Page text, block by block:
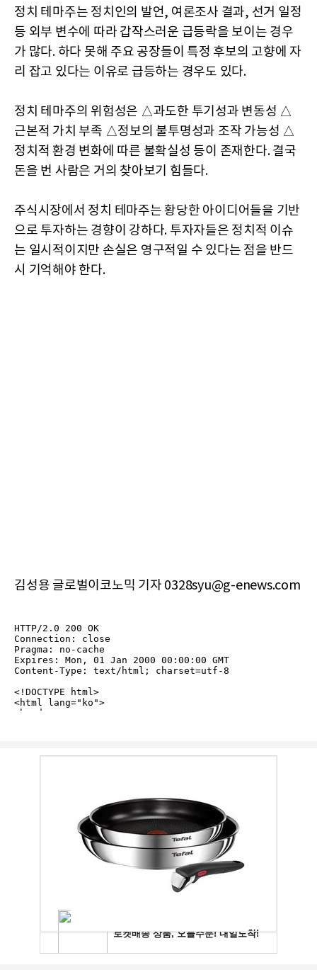
정치 테마주는 정치인의 발언, 여론조사 결과, 선거 일정
등 외부 변수에 따라 갑작스러운 급등락을 보이는 경우
가 많다. 하다 못해 주요 공장들이 특정 후보의 고향에 자
리 잡고 있다는 이유로 급등하는 경우도 있다.
정치 테마주의 위험성은 △과도한 투기성과 변동성 △
근본적 가치 부족 △정보의 불투명성과 조작 가능성 △
정치적 환경 변화에 따른 불확실성 등이 존재한다. 결국
돈을 번 사람은 거의 찾아보기 힘들다.
주식시장에서 정치 테마주는 황당한 아이디어들을 기반
으로 투자하는 경향이 강하다. 투자자들은 정치적 이슈
는 일시적이지만 손실은 영구적일 수 있다는 점을 반드
시 기억해야 한다.
김성용 글로벌이코노믹 기자 0328syu@g-enews.com